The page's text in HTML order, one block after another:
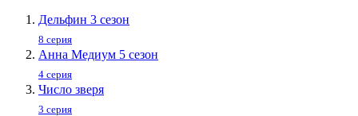
Дельфин 3 сезон
8 серия
Анна Медиум 5 сезон
4 серия
Число зверя
3 серия